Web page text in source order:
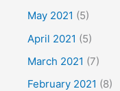
May 2021 (5)
April 2021 (5)
March 2021 (7)
February 2021 (8)